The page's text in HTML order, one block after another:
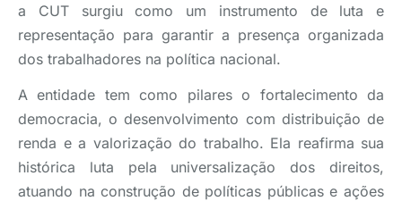
a CUT surgiu como um instrumento de luta e
representação para garantir a presença organizada
dos trabalhadores na política nacional.
A entidade tem como pilares o fortalecimento da
democracia, o desenvolvimento com distribuição de
renda e a valorização do trabalho. Ela reafirma sua
histórica luta pela universalização dos direitos,
atuando na construção de políticas públicas e ações